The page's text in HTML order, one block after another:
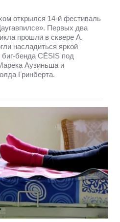
открылся 14-й фестиваль
Первых два
прошли в сквере А.
насладиться яркой
бенда CĒSIS под
Аузиньша и
Гринберта.